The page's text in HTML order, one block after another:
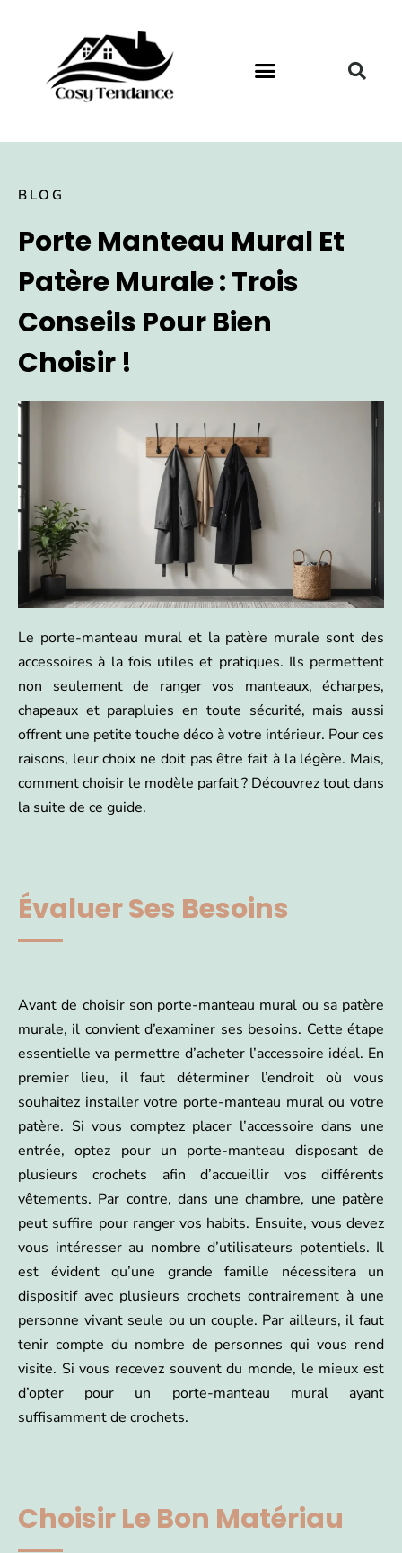
BLOG
Porte Manteau Mural Et
Patère Murale : Trois
Conseils Pour Bien
Choisir !
Le porte-manteau mural et la patère murale sont des
accessoires à la fois utiles et pratiques. Ils permettent
non seulement de ranger vos manteaux, écharpes,
chapeaux et parapluies en toute sécurité, mais aussi
offrent une petite touche déco à votre intérieur. Pour ces
raisons, leur choix ne doit pas être fait à la légère. Mais,
comment choisir le modèle parfait ? Découvrez tout dans
la suite de ce guide.
Évaluer Ses Besoins
Avant de choisir son porte-manteau mural ou sa patère
murale, il convient d’examiner ses besoins. Cette étape
essentielle va permettre d’acheter l’accessoire idéal. En
premier lieu, il faut déterminer l’endroit où vous
souhaitez installer votre porte-manteau mural ou votre
patère. Si vous comptez placer l’accessoire dans une
entrée, optez pour un porte-manteau disposant de
plusieurs crochets afin d’accueillir vos différents
vêtements. Par contre, dans une chambre, une patère
peut suffire pour ranger vos habits. Ensuite, vous devez
vous intéresser au nombre d’utilisateurs potentiels. Il
est évident qu’une grande famille nécessitera un
dispositif avec plusieurs crochets contrairement à une
personne vivant seule ou un couple. Par ailleurs, il faut
tenir compte du nombre de personnes qui vous rend
visite. Si vous recevez souvent du monde, le mieux est
d’opter pour un porte-manteau mural ayant
suffisamment de crochets.
Choisir Le Bon Matériau